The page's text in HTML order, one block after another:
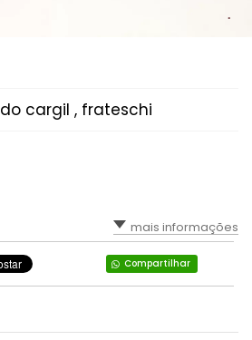
cargil , frateschi
mais informações
Compartilhar